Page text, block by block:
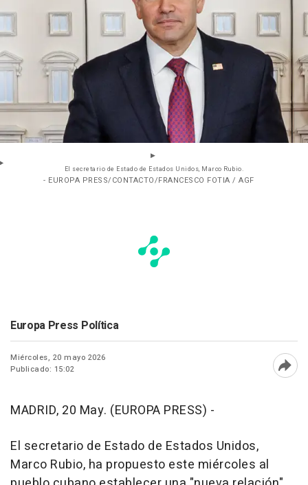
El secretario de Estado de Estados Unidos, Marco Rubio.
- EUROPA PRESS/CONTACTO/FRANCESCO FOTIA / AGF
Europa Press Política
Miércoles, 20 mayo 2026
Publicado: 15:02
MADRID, 20 May. (EUROPA PRESS) -
El secretario de Estado de Estados Unidos,
Marco Rubio, ha propuesto este miércoles al